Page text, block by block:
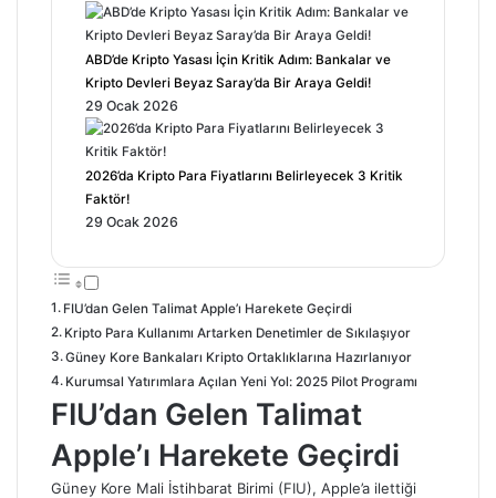
ABD’de Kripto Yasası İçin Kritik Adım: Bankalar ve
Kripto Devleri Beyaz Saray’da Bir Araya Geldi!
29 Ocak 2026
2026’da Kripto Para Fiyatlarını Belirleyecek 3 Kritik
Faktör!
29 Ocak 2026
FIU’dan Gelen Talimat Apple’ı Harekete Geçirdi
Kripto Para Kullanımı Artarken Denetimler de Sıkılaşıyor
Güney Kore Bankaları Kripto Ortaklıklarına Hazırlanıyor
Kurumsal Yatırımlara Açılan Yeni Yol: 2025 Pilot Programı
FIU’dan Gelen Talimat
Apple’ı Harekete Geçirdi
Güney Kore Mali İstihbarat Birimi (FIU), Apple’a ilettiği